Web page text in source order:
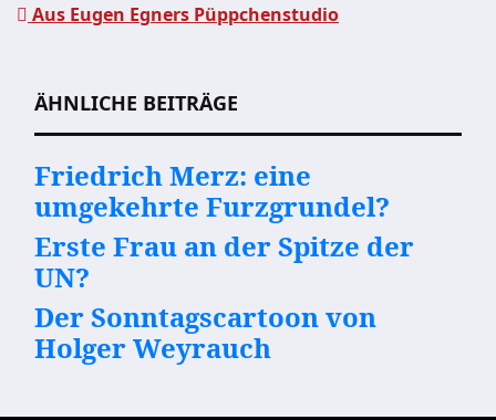
Beitragsnavigation
Aus Eugen Egners Püppchenstudio
ÄHNLICHE BEITRÄGE
Friedrich Merz: eine
umgekehrte Furzgrundel?
Erste Frau an der Spitze der
UN?
Der Sonntagscartoon von
Holger Weyrauch